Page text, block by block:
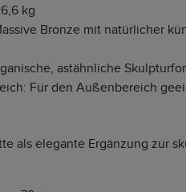
kg
Bronze mit natürlicher
astähnliche
Für den Außenbereich
als elegante Ergänzung zur